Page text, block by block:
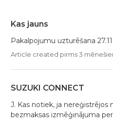
Kas jauns
Pakalpojumu uzturēšana
Article created pirms 3
SUZUKI CONNECT
J. Kas notiek, ja nereģistrējos
bezmaksas izmēģinājuma